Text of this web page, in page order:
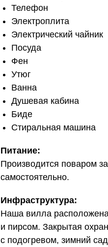
Телефон
Электроплита
Электрический чайник
Посуда
Фен
Утюг
Ванна
Душевая кабина
Биде
Стиральная машина
Питание:
Производится поваром
самостоятельно.
Инфраструктура:
Наша вилла
и пирсом. Закрытая
с подогревом, зимний